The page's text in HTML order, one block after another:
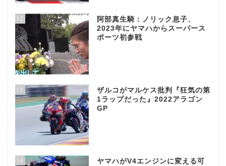
12
阿部真生騎：ノリック息子、
2023年にヤマハからスーパース
ポーツ初参戦
13
ザルコがマルケス批判『狂気の第
1ラップだった』2022アラゴン
GP
14
ヤマハがV4エンジンに変える可